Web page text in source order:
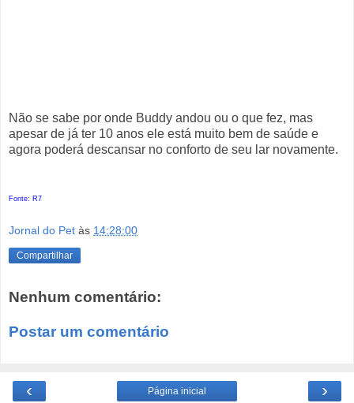
Não se sabe por onde Buddy andou ou o que fez, mas
apesar de já ter 10 anos ele está muito bem de saúde e
agora poderá descansar no conforto de seu lar novamente.
Fonte: R7
Jornal do Pet às 14:28:00
Compartilhar
Nenhum comentário:
Postar um comentário
‹ ›
Página inicial